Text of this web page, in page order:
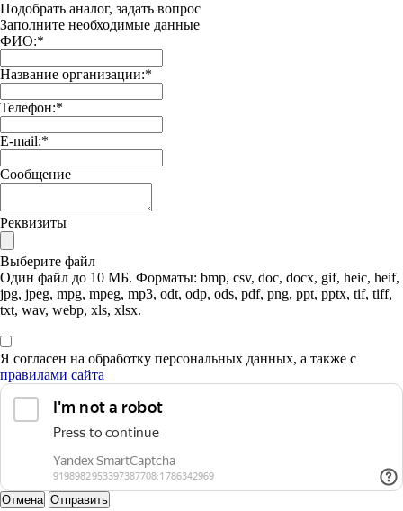
Подобрать аналог, задать вопрос
Заполните необходимые данные
ФИО:*
Название организации:*
Телефон:*
E-mail:*
Сообщение
Реквизиты
Выберите файл
Один файл до 10 МБ. Форматы: bmp, csv, doc, docx, gif, heic, heif,
jpg, jpeg, mpg, mpeg, mp3, odt, odp, ods, pdf, png, ppt, pptx, tif, tiff,
txt, wav, webp, xls, xlsx.
Я согласен на обработку персональных данных, а также с
правилами сайта
Отмена Отправить